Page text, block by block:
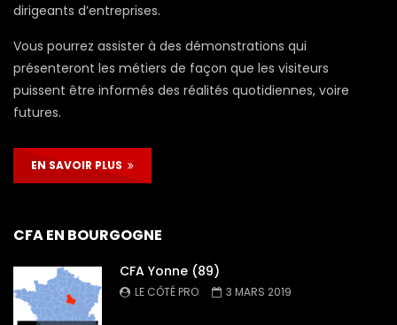
dirigeants d’entreprises.
Vous pourrez assister à des démonstrations qui
présenteront les métiers de façon que les visiteurs
puissent être informés des réalités quotidiennes, voire
futures.
EN SAVOIR PLUS
CFA EN BOURGOGNE
CFA Yonne (89)
LE CÔTÉ PRO 3 MARS 2019